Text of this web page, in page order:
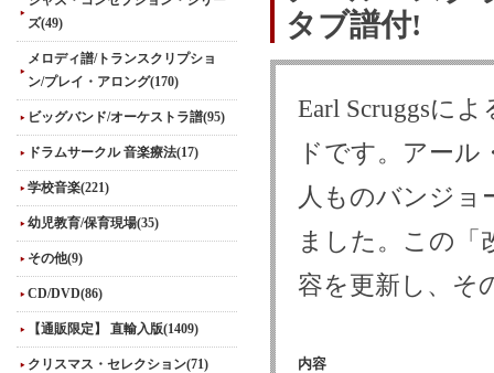
ズ(49)
メロディ譜/トランスクリプショ
ン/プレイ・アロング(170)
ビッグバンド/オーケストラ譜(95)
ドラムサークル 音楽療法(17)
学校音楽(221)
幼児教育/保育現場(35)
その他(9)
CD/DVD(86)
【通販限定】 直輸入版(1409)
クリスマス・セレクション(71)
タブ譜付!
Earl Scruggsに
ドです。アー
人ものバンジョ
ました。この「
容を更新し、そ
内容